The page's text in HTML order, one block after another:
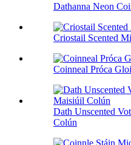
Dathanna Neon
Criostail Scented
Coinneal Próca
Dath Unscented
Colún